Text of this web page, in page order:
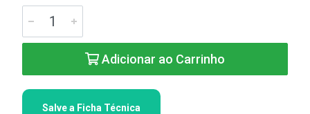
Adicionar ao Carrinho
Salve a Ficha Técnica